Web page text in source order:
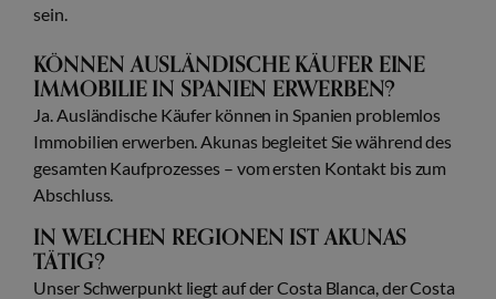
sein.
KÖNNEN AUSLÄNDISCHE KÄUFER EINE
IMMOBILIE IN SPANIEN ERWERBEN?
Ja. Ausländische Käufer können in Spanien problemlos
Immobilien erwerben. Akunas begleitet Sie während des
gesamten Kaufprozesses – vom ersten Kontakt bis zum
Abschluss.
IN WELCHEN REGIONEN IST AKUNAS
TÄTIG?
Unser Schwerpunkt liegt auf der Costa Blanca, der Costa